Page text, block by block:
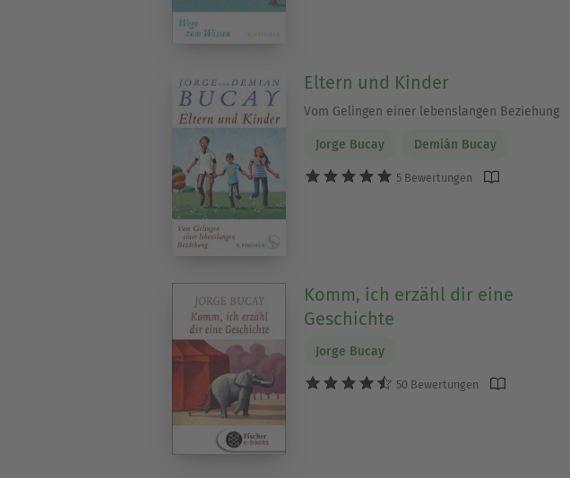
Eltern und Kinder
Vom Gelingen einer lebenslangen Beziehung
Jorge Bucay Demián Bucay
5 Bewertungen
Komm, ich erzähl dir eine
Geschichte
Jorge Bucay
50 Bewertungen